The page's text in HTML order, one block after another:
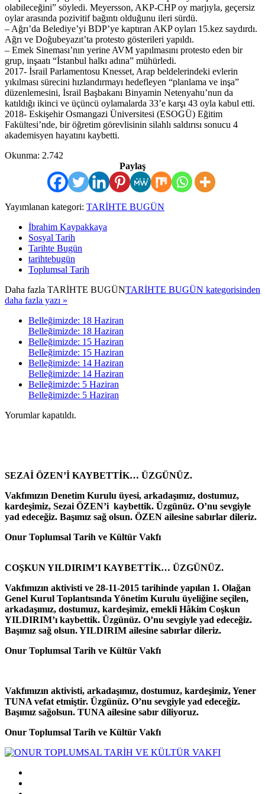
olabileceğini” söyledi. Meyersson, AKP-CHP oy marjıyla, geçersiz
oylar arasında pozivitif bağıntı olduğunu ileri sürdü.
– Ağrı’da Belediye’yi BDP’ye kaptıran AKP oyları 15.kez saydırdı.
Ağrı ve Doğubeyazıt’ta protesto gösterileri yapıldı.
– Emek Sineması’nın yerine AVM yapılmasını protesto eden bir
grup, inşaatı “İstanbul halkı adına” mühürledi.
2017- İsrail Parlamentosu Knesset, Arap beldelerindeki evlerin
yıkılması sürecini hızlandırmayı hedefleyen “planlama ve inşa”
düzenlemesini, İsrail Başbakanı Binyamin Netenyahu’nun da
katıldığı ikinci ve üçüncü oylamalarda 33’e karşı 43 oyla kabul etti.
2018- Eskişehir Osmangazi Üniversitesi (ESOGÜ) Eğitim
Fakültesi’nde, bir öğretim görevlisinin silahlı saldırısı sonucu 4
akademisyen hayatını kaybetti.
Okunma: 2.742
Paylaş
Yayımlanan kategori: TARİHTE BUGÜN
İbrahim Kaypakkaya
Sosyal Tarih
Tarihte Bugün
tarihtebugün
Toplumsal Tarih
Daha fazla TARİHTE BUGÜNTARİHTE BUGÜN kategorisinden
daha fazla yazı »
Belleğimizde: 18 Haziran
Belleğimizde: 18 Haziran
Belleğimizde: 15 Haziran
Belleğimizde: 15 Haziran
Belleğimizde: 14 Haziran
Belleğimizde: 14 Haziran
Belleğimizde: 5 Haziran
Belleğimizde: 5 Haziran
Yorumlar kapatıldı.
SEZAİ ÖZEN’İ KAYBETTİK… ÜZGÜNÜZ.
Vakfımızın Denetim Kurulu üyesi, arkadaşımız, dostumuz,
kardeşimiz, Sezai ÖZEN’i kaybettik. Üzgünüz. O’nu sevgiyle
yad edeceğiz. Başımız sağ olsun. ÖZEN ailesine sabırlar dileriz.
Onur Toplumsal Tarih ve Kültür Vakfı
COŞKUN YILDIRIM’I KAYBETTİK… ÜZGÜNÜZ.
Vakfımızın aktivisti ve 28-11-2015 tarihinde yapılan 1. Olağan
Genel Kurul Toplantısında Yönetim Kurulu üyeliğine seçilen,
arkadaşımız, dostumuz, kardeşimiz, emekli Hâkim Coşkun
YILDIRIM’ı kaybettik. Üzgünüz. O’nu sevgiyle yad edeceğiz.
Başımız sağ olsun. YILDIRIM ailesine sabırlar dileriz.
Onur Toplumsal Tarih ve Kültür Vakfı
Vakfımızın aktivisti, arkadaşımız, dostumuz, kardeşimiz, Yener
TUNA vefat etmiştir. Üzgünüz. O’nu sevgiyle yad edeceğiz.
Başımız sağolsun. TUNA ailesine sabır diliyoruz.
Onur Toplumsal Tarih ve Kültür Vakfı